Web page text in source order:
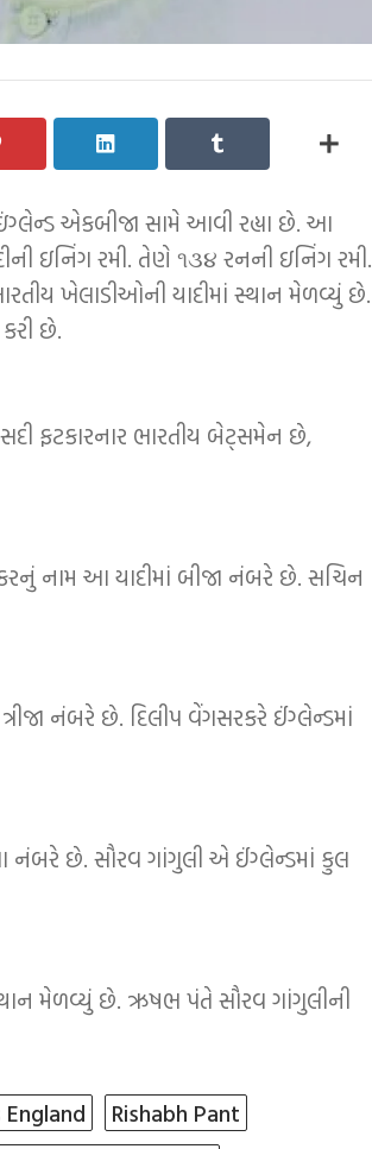
એકબીજા સામે આવી રહ્યા છે. આ
ઇનિંગ રમી. તેણે ૧૩૪ રનની ઇનિંગ રમી.
ખેલાડીઓની યાદીમાં સ્થાન મેળવ્યું છે.
છે.
ફટકારનાર ભારતીય બેટ્સમેન છે,
નામ આ યાદીમાં બીજા નંબરે છે. સચિન
નંબરે છે. દિલીપ વેંગસરકરે ઈંગ્લેન્ડમાં
નંબરે છે. સૌરવ ગાંગુલી એ ઈંગ્લેન્ડમાં કુલ
મેળવ્યું છે. ઋષભ પંતે સૌરવ ગાંગુલીની
Rishabh Pant